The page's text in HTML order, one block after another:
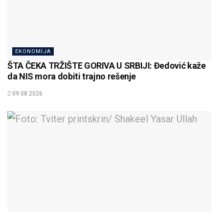
EKONOMIJA
ŠTA ČEKA TRŽIŠTE GORIVA U SRBIJI: Đedović kaže
da NIS mora dobiti trajno rešenje
09.08.2026